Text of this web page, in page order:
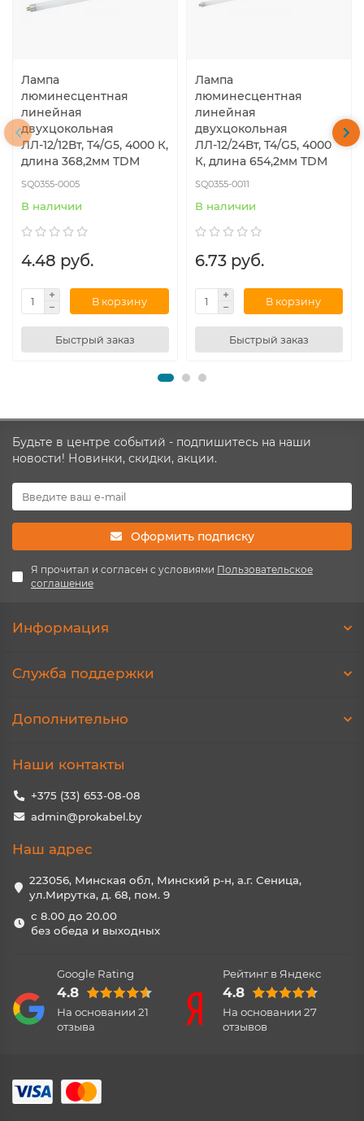
Лампа
люминесцентная
линейная
двухцокольная
ЛЛ-12/12Вт, T4/G5, 4000 К,
длина 368,2мм TDM
SQ0355-0005
В наличии
4.48 руб.
В корзину
Быстрый заказ
Лампа
люминесцентная
линейная
двухцокольная
ЛЛ-12/24Вт, T4/G5, 4000
К, длина 654,2мм TDM
SQ0355-0011
В наличии
6.73 руб.
В корзину
Быстрый заказ
Будьте в центре событий - подпишитесь на наши
новости! Новинки, скидки, акции.
Оформить подписку
Я прочитал и согласен с условиями Пользовательское
соглашение
Информация
Служба поддержки
Дополнительно
Наши контакты
+375 (33) 653-08-08
admin@prokabel.by
Наш адрес
223056, Минская обл, Минский р-н, а.г. Сеница,
ул.Мирутка, д. 68, пом. 9
с 8.00 до 20.00
без обеда и выходных
Google Rating
4.8
На основании 21
отзыва
Рейтинг в Яндекс
4.8
На основании 27
отзывов